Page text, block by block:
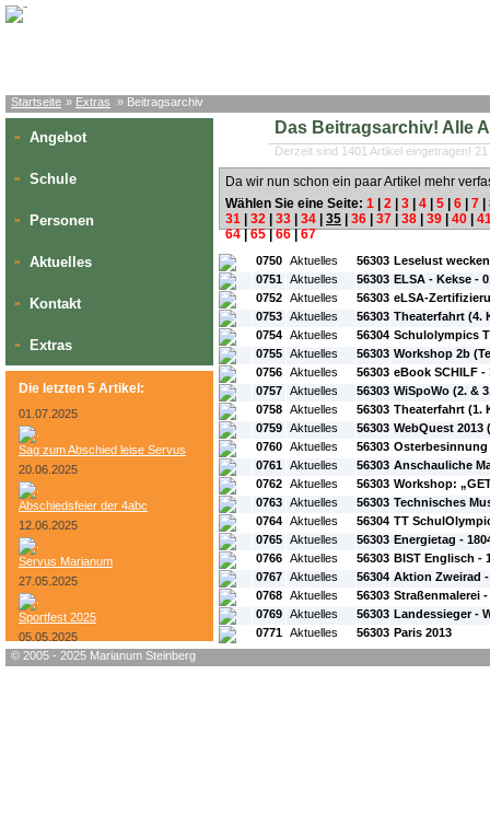
Startseite » Extras » Beitragsarchiv
» Angebot
» Schule
» Personen
» Aktuelles
» Kontakt
» Extras
Die letzten 5 Artikel:
01.07.2025
Sag zum Abschied leise Servus
20.06.2025
Abschiedsfeier der 4abc
12.06.2025
Servus Marianum
27.05.2025
Sportfest 2025
05.05.2025
Das Beitragsarchiv! Alle
Derzeit sind 1401 Artikel eingetragen!
Da wir nun schon ein paar Artikel mehr
Wählen Sie eine Seite: 1 2 3 4 5 6 7
31
32 33 34 35 36 37 38 39 40
64|65|66|67
#L: #ID: #Rubrik:
0750 Aktuelles 56303 Leselust wecken
0751 Aktuelles 56303 ELSA - Kekse -
0752 Aktuelles 56303 eLSA-
0753 Aktuelles 56303 Theaterfahrt (4.
0754 Aktuelles 56304 Schulolympics
0755 Aktuelles 56303 Workshop 2b
0756 Aktuelles 56303 eBook SCHILF -
0757 Aktuelles 56303 WiSpoWo (2. &
0758 Aktuelles 56303 Theaterfahrt (1.
0759 Aktuelles 56303 WebQuest 2013
0760 Aktuelles 56303 Osterbesinnung
0761 Aktuelles 56303 Anschauliche
0762 Aktuelles 56303 Workshop:
0763 Aktuelles 56303 Technisches
0764 Aktuelles 56304 TT
0765 Aktuelles 56303 Energietag -
0766 Aktuelles 56303 BIST Englisch -
0767 Aktuelles 56304 Aktion Zweirad -
0768 Aktuelles 56303 Straßenmalerei -
0769 Aktuelles 56303 Landessieger -
0771 Aktuelles 56303 Paris 2013
© 2005 - 2025 Marianum Steinberg